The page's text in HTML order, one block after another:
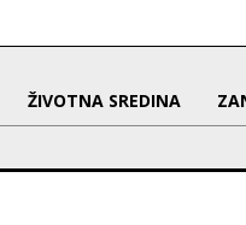
ŽIVOTNA SREDINA